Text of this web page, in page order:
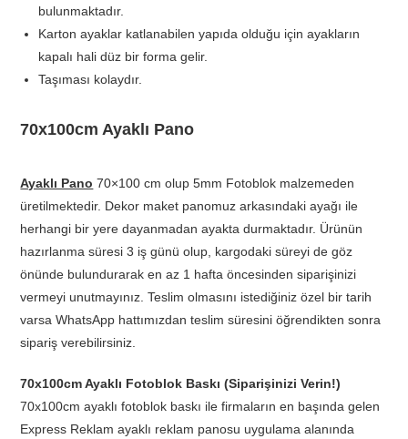
bulunmaktadır.
Karton ayaklar katlanabilen yapıda olduğu için ayakların
kapalı hali düz bir forma gelir.
Taşıması kolaydır.
70x100cm Ayaklı Pano
Ayaklı Pano 70×100 cm olup 5mm Fotoblok malzemeden
üretilmektedir. Dekor maket panomuz arkasındaki ayağı ile
herhangi bir yere dayanmadan ayakta durmaktadır. Ürünün
hazırlanma süresi 3 iş günü olup, kargodaki süreyi de göz
önünde bulundurarak en az 1 hafta öncesinden siparişinizi
vermeyi unutmayınız. Teslim olmasını istediğiniz özel bir tarih
varsa WhatsApp hattımızdan teslim süresini öğrendikten sonra
sipariş verebilirsiniz.
70x100cm Ayaklı Fotoblok Baskı (Siparişinizi Verin!)
70x100cm ayaklı fotoblok baskı ile firmaların en başında gelen
Express Reklam ayaklı reklam panosu uygulama alanında